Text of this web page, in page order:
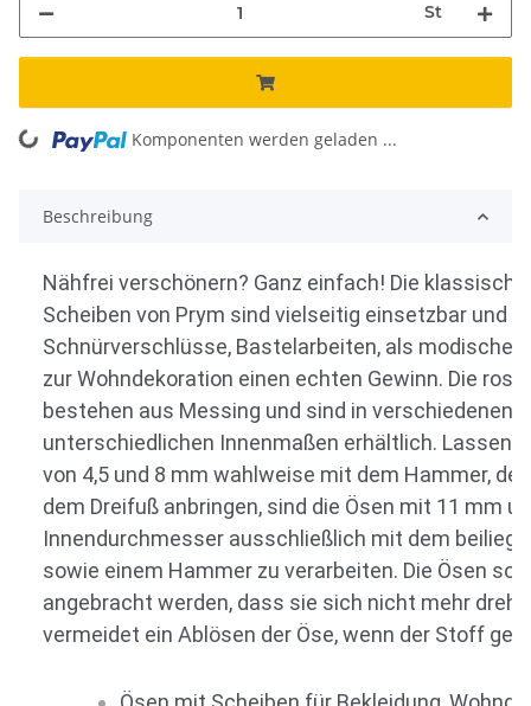
St
Komponenten werden geladen ...
Beschreibung
Nähfrei verschönern? Ganz einfach! Die
Scheiben von Prym sind vielseitig einsetzbar und
Schnürverschlüsse, Bastelarbeiten, als
zur Wohndekoration einen echten Gewinn. Die
bestehen aus Messing und sind in verschiedenen
unterschiedlichen Innenmaßen erhältlich. Lassen
von 4,5 und 8 mm wahlweise mit dem Hammer,
dem Dreifuß anbringen, sind die Ösen mit 11 mm
Innendurchmesser ausschließlich mit dem
sowie einem Hammer zu verarbeiten. Die Ösen
angebracht werden, dass sie sich nicht mehr
vermeidet ein Ablösen der Öse, wenn der Stoff